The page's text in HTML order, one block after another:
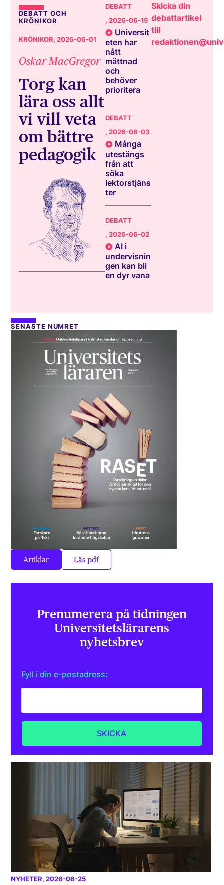
DEBATT OCH
KRÖNIKOR
KRÖNIKOR, 2026-06-01
Oskar MacGregor
Torg kan
lära oss allt
vi vill veta
om bättre
pedagogik
DEBATT
, 2026-06-15
Universit
eten har
nått
mättnad
och
behöver
prioritera
DEBATT
, 2026-06-03
Många
utestängs
från att
söka
lektorstjäns
ter
DEBATT
, 2026-06-02
AI i
undervisnin
gen kan bli
en dyr vana
Skicka din
debattartikel
till
SENASTE NUMRET
Artiklar Läs pdf
Prenumerera på tidningen
Universitets­lärarens
nyhetsbrev
Fyll i din e-postadress:
NYHETER, 2026-06-25